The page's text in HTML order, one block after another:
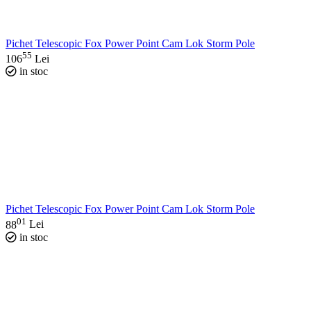
Pichet Telescopic Fox Power Point Cam Lok Storm Pole
10655 Lei
in stoc
Pichet Telescopic Fox Power Point Cam Lok Storm Pole
8801 Lei
in stoc